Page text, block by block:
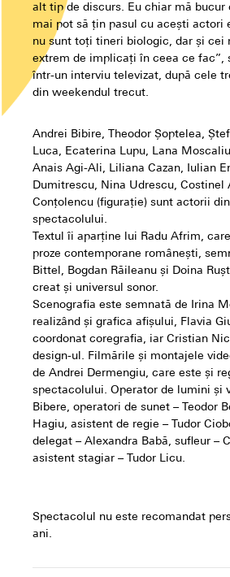
alt tip de discurs. Eu chiar mă bucur
mai pot să țin pasul cu acești actori
nu sunt toți tineri biologic, dar și cei
extrem de implicați în ceea ce fac”,
într-un interviu televizat, după cele
din weekendul trecut.
Andrei Bibire, Theodor Șoptelea,
Luca, Ecaterina Lupu, Lana
Anais Agi-Ali, Liliana Cazan, Iulian
Dumitrescu, Nina Udrescu, Costinel
Conțolencu (figurație) sunt actorii
spectacolului.
Textul îi aparține lui Radu Afrim,
proze contemporane românești,
Bittel, Bogdan Răileanu și Doina
creat și universul sonor.
Scenografia este semnată de Irina
realizând și grafica afișului, Flavia
coordonat coregrafia, iar Cristian
design-ul. Filmările și montajele
de Andrei Dermengiu, care este și
spectacolului. Operator de lumini și
Bibere, operatori de sunet – Teodor
Hagiu, asistent de regie – Tudor
delegat – Alexandra Babă, sufleur –
asistent stagiar – Tudor Licu.
Spectacolul nu este recomandat
ani.